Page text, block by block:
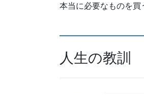
本当に必要なものを
人生の教訓